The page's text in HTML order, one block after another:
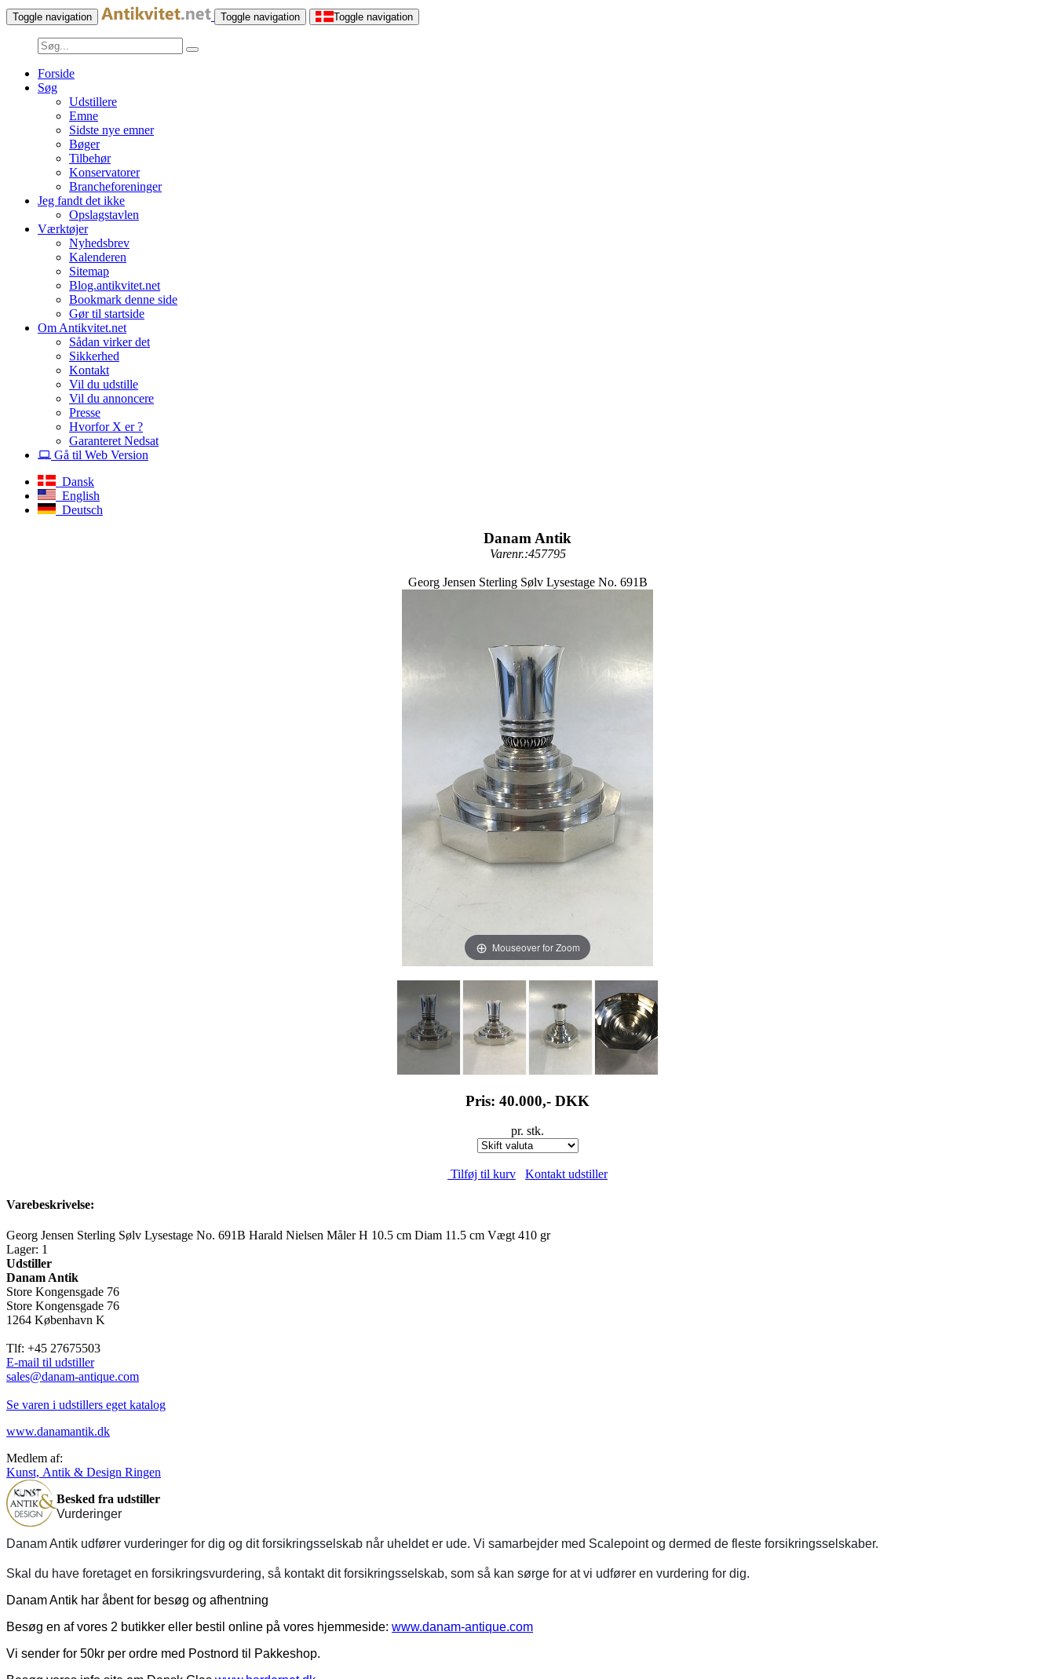
Toggle navigation Toggle navigation Toggle navigation
Forside
Søg
Udstillere
Emne
Sidste nye emner
Bøger
Tilbehør
Konservatorer
Brancheforeninger
Jeg fandt det ikke
Opslagstavlen
Værktøjer
Nyhedsbrev
Kalenderen
Sitemap
Blog.antikvitet.net
Bookmark denne side
Gør til startside
Om Antikvitet.net
Sådan virker det
Sikkerhed
Kontakt
Vil du udstille
Vil du annoncere
Presse
Hvorfor X er ?
Garanteret Nedsat
Gå til Web Version
Dansk
English
Deutsch
Danam Antik
Varenr.:457795
Georg Jensen Sterling Sølv Lysestage No. 691B
Mouseover for Zoom
Pris: 40.000,- DKK
pr. stk.
Tilføj til kurv Kontakt udstiller
Varebeskrivelse:
Georg Jensen Sterling Sølv Lysestage No. 691B Harald Nielsen Måler H 10.5 cm Diam 11.5 cm Vægt 410 gr
Lager: 1
Udstiller
Danam Antik
Store Kongensgade 76
Store Kongensgade 76
1264 København K
Tlf: +45 27675503
E-mail til udstiller
sales@danam-antique.com
Se varen i udstillers eget katalog
www.danamantik.dk
Medlem af:
Kunst, Antik & Design Ringen
Besked fra udstiller
Vurderinger
Danam Antik udfører vurderinger for dig og dit forsikringsselskab når uheldet er ude. Vi samarbejder med Scalepoint og dermed de fleste forsikringsselskaber.
Skal du have foretaget en forsikringsvurdering, så kontakt dit forsikringsselskab, som så kan sørge for at vi udfører en vurdering for dig.
Danam Antik har åbent for besøg og afhentning
Besøg en af vores 2 butikker eller bestil online på vores hjemmeside: www.danam-antique.com
Vi sender for 50kr per ordre med Postnord til Pakkeshop.